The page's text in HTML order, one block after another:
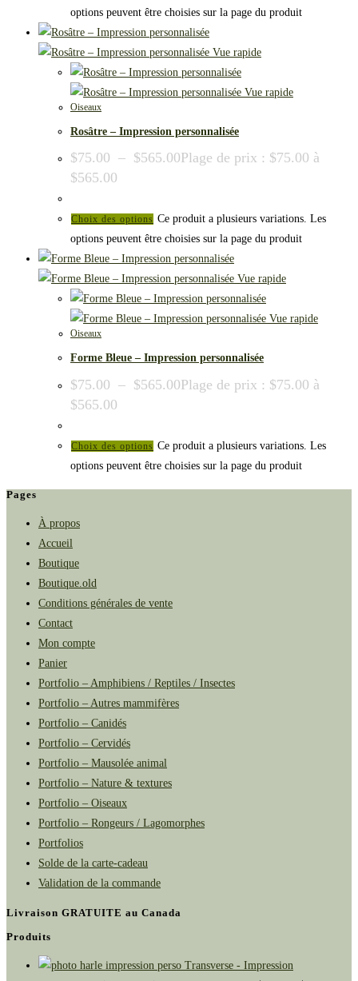
options peuvent être choisies sur la page du produit
Vue rapide
Vue rapide
Oiseaux
Rosâtre – Impression personnalisée
$75.00 – $565.00Plage de prix : $75.00 à
$565.00
Choix des options Ce produit a plusieurs variations. Les
options peuvent être choisies sur la page du produit
Vue rapide
Vue rapide
Oiseaux
Forme Bleue – Impression personnalisée
$75.00 – $565.00Plage de prix : $75.00 à
$565.00
Choix des options Ce produit a plusieurs variations. Les
options peuvent être choisies sur la page du produit
Pages
À propos
Accueil
Boutique
Boutique.old
Conditions générales de vente
Contact
Mon compte
Panier
Portfolio – Amphibiens / Reptiles / Insectes
Portfolio – Autres mammifères
Portfolio – Canidés
Portfolio – Cervidés
Portfolio – Mausolée animal
Portfolio – Nature & textures
Portfolio – Oiseaux
Portfolio – Rongeurs / Lagomorphes
Portfolios
Solde de la carte-cadeau
Validation de la commande
Livraison GRATUITE au Canada
Produits
Transverse - Impression